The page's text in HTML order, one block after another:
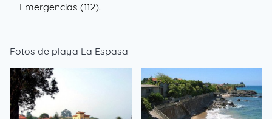
Emergencias (112).
Fotos de playa La Espasa